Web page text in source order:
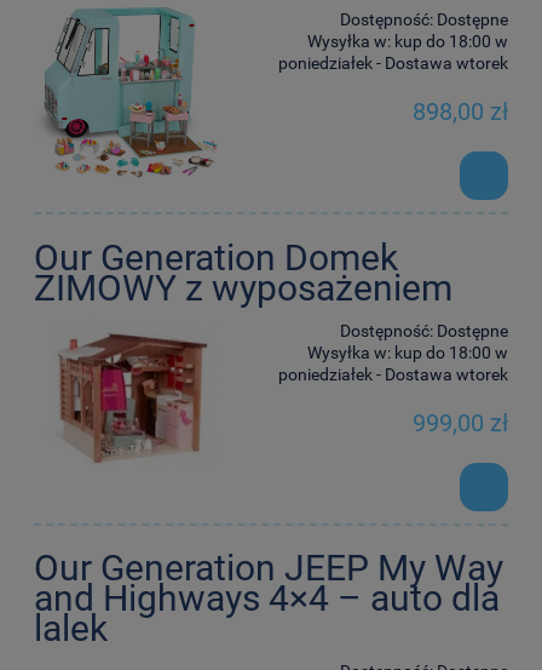
Dostępność: Dostępne
Wysyłka w: kup do 18:00 w
poniedziałek - Dostawa wtorek
898,00 zł
Our Generation Domek
ZIMOWY z wyposażeniem
Dostępność: Dostępne
Wysyłka w: kup do 18:00 w
poniedziałek - Dostawa wtorek
999,00 zł
Our Generation JEEP My Way
and Highways 4×4 – auto dla
lalek